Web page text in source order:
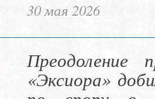
30 мая 2026
Преодоление
«Эксиора»